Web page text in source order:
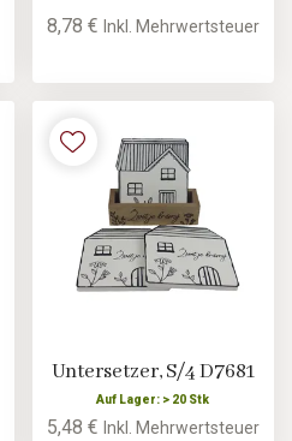
8,78 € Inkl. Mehrwertsteuer
Untersetzer, S/4 D7681
Auf Lager: > 20 Stk
5,48 € Inkl. Mehrwertsteuer